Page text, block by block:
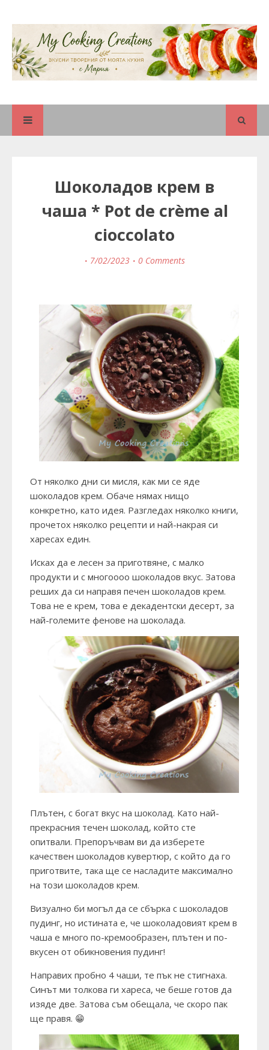
Шоколадов крем в
чаша * Pot de crème al
cioccolato
7/02/2023 0 Comments
От няколко дни си мисля, как ми се яде
шоколадов крем. Обаче нямах нищо
конкретно, като идея. Разгледах няколко книги,
прочетох няколко рецепти и най-накрая си
харесах един.
Исках да е лесен за приготвяне, с малко
продукти и с многоооо шоколадов вкус. Затова
реших да си направя печен шоколадов крем.
Това не е крем, това е декадентски десерт, за
най-големите фенове на шоколада.
Плътен, с богат вкус на шоколад. Като най-
прекрасния течен шоколад, който сте
опитвали. Препоръчвам ви да изберете
качествен шоколадов кувертюр, с който да го
приготвите, така ще се насладите максимално
на този шоколадов крем.
Визуално би могъл да се сбърка с шоколадов
пудинг, но истината е, че шоколадовият крем в
чаша е много по-кремообразен, плътен и по-
вкусен от обикновения пудинг!
Направих пробно 4 чаши, те пък не стигнаха.
Синът ми толкова ги хареса, че беше готов да
изяде две. Затова съм обещала, че скоро пак
ще правя. 😁